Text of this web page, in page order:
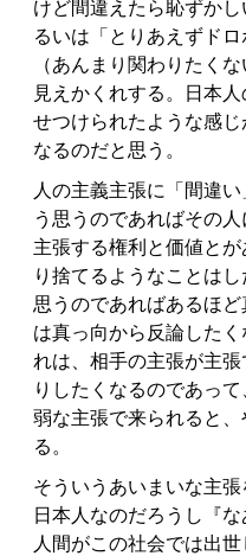
けど間違えたら恥ずか
るいは「とりあえずド
（あんまり関わりたく
見えかくれする。日本
せつけられたような感じ
なるのだと思う。
人の主義主張に「間違
う思うのであればその
主張する権利と価値と
り捨てるようなことは
思うのであればあるほ
は真っ向から反論した
れは、相手の主張が主
りしたくなるのであっ
弱な主張で来られると
る。
そういうあいまいな主
日本人なのだろうし『
人間がこの社会では出